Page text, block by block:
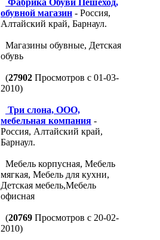
Фабрика Обуви Пешеход,
обувной магазин - Россия,
Алтайский край, Барнаул.
Магазины обувные, Детская
обувь
(27902 Просмотров с 01-03-
2010)
Три слона, ООО,
мебельная компания -
Россия, Алтайский край,
Барнаул.
Мебель корпусная, Мебель
мягкая, Мебель для кухни,
Детская мебель,Мебель
офисная
(20769 Просмотров с 20-02-
2010)